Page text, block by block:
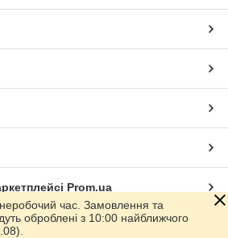
Prom.ua
час. Замовлення та
оброблені з 10:00 найближчого